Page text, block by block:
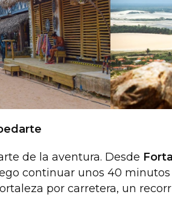
de la aventura. Desde
continuar unos 40 minutos
por carretera, un